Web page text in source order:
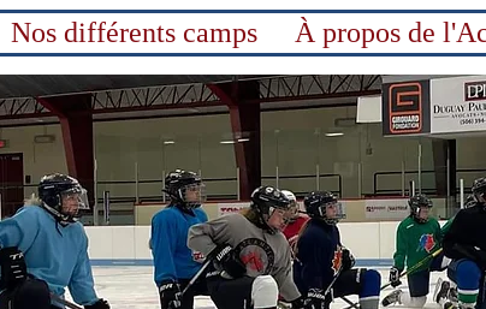
Nos différents camps À propos de